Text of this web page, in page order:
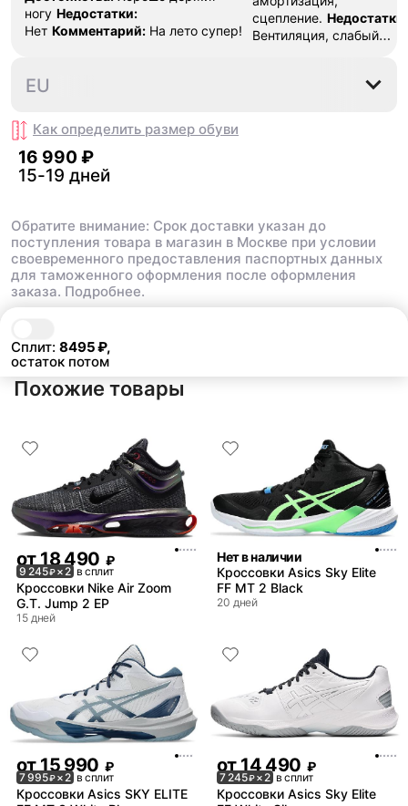
Сплит: 8495₽,
остаток потом
ногу Недостатки:
Нет Комментарий: На лето супер!
сцепление. Недостатки:
Вентиляция, слабый
волейболу 3-4 раза в
EU
Как определить размер обуви
16 990 ₽
15-19 дней
Обратите внимание: Срок доставки указан до
поступления товара в магазин в Москве при условии
своевременного предоставления паспортных данных
для таможенного оформления после оформления
заказа. Подробнее.
Похожие товары
от18 490 ₽
9 245₽× 2 в сплит
Кроссовки Nike Air Zoom
G.T. Jump 2 EP
15 дней
Нет в наличии
Кроссовки Asics Sky Elite
FF MT 2 Black
20 дней
от 15 990 ₽
7 995₽× 2 в сплит
Кроссовки Asics SKY ELITE
от 14 490 ₽
7 245₽× 2 в сплит
Кроссовки Asics Sky Elite